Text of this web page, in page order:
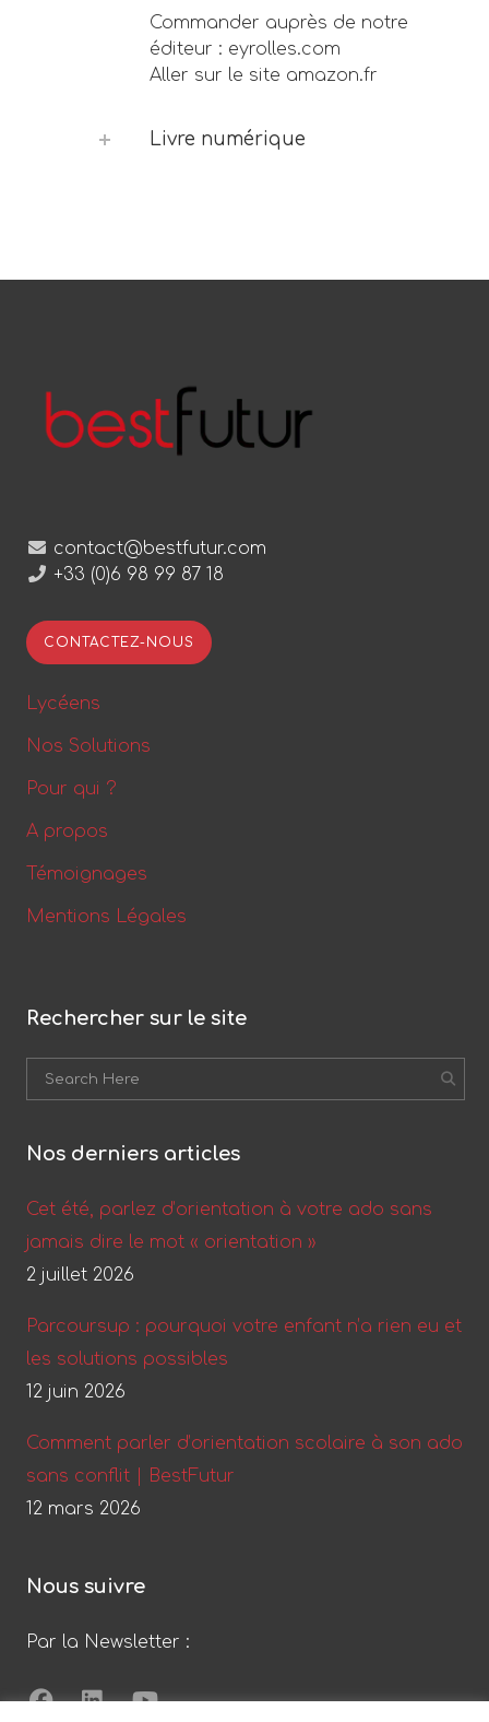
Commander auprès de notre
éditeur : eyrolles.com
Aller sur le site amazon.fr
Livre numérique
contact@bestfutur.com
+33 (0)6 98 99 87 18
CONTACTEZ-NOUS
Lycéens
Nos Solutions
Pour qui ?
A propos
Témoignages
Mentions Légales
Rechercher sur le site
Nos derniers articles
Cet été, parlez d’orientation à votre ado sans
jamais dire le mot « orientation »
2 juillet 2026
Parcoursup : pourquoi votre enfant n’a rien eu et
les solutions possibles
12 juin 2026
Comment parler d’orientation scolaire à son ado
sans conflit | BestFutur
12 mars 2026
Nous suivre
Par la Newsletter :